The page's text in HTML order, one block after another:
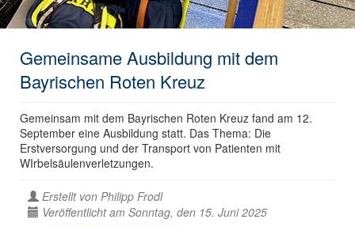
Gemeinsame Ausbildung mit dem
Bayrischen Roten Kreuz
Gemeinsam mit dem Bayrischen Roten Kreuz fand am 12.
September eine Ausbildung statt. Das Thema: Die
Erstversorgung und der Transport von Patienten mit
WIrbelsäulenverletzungen.
Erstellt von Philipp Frodl
Veröffentlicht am Sonntag, den 15. Juni 2025